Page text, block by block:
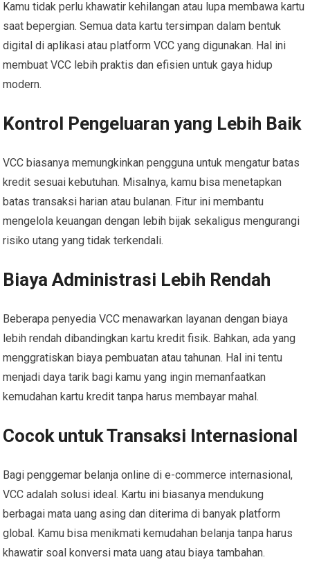
Kamu tidak perlu khawatir kehilangan atau lupa membawa kartu
saat bepergian. Semua data kartu tersimpan dalam bentuk
digital di aplikasi atau platform VCC yang digunakan. Hal ini
membuat VCC lebih praktis dan efisien untuk gaya hidup
modern.
Kontrol Pengeluaran yang Lebih Baik
VCC biasanya memungkinkan pengguna untuk mengatur batas
kredit sesuai kebutuhan. Misalnya, kamu bisa menetapkan
batas transaksi harian atau bulanan. Fitur ini membantu
mengelola keuangan dengan lebih bijak sekaligus mengurangi
risiko utang yang tidak terkendali.
Biaya Administrasi Lebih Rendah
Beberapa penyedia VCC menawarkan layanan dengan biaya
lebih rendah dibandingkan kartu kredit fisik. Bahkan, ada yang
menggratiskan biaya pembuatan atau tahunan. Hal ini tentu
menjadi daya tarik bagi kamu yang ingin memanfaatkan
kemudahan kartu kredit tanpa harus membayar mahal.
Cocok untuk Transaksi Internasional
Bagi penggemar belanja online di e-commerce internasional,
VCC adalah solusi ideal. Kartu ini biasanya mendukung
berbagai mata uang asing dan diterima di banyak platform
global. Kamu bisa menikmati kemudahan belanja tanpa harus
khawatir soal konversi mata uang atau biaya tambahan.